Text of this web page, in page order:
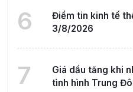
6
Điểm tin kinh tế
3/8/2026
7
Giá dầu tăng khi
tình hình Trung